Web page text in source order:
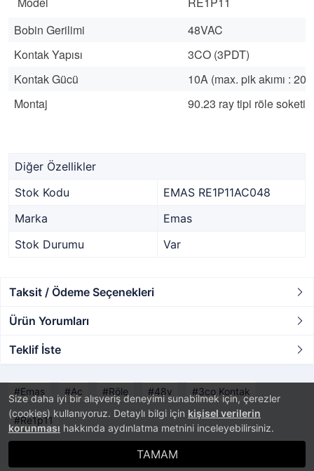
Size daha iyi bir alışveriş deneyimi sunabilmek için, çerezler
(cookies) kullanıyoruz. Detaylı bilgi için kişisel verilerin
korunması hakkında aydınlatma metnini inceleyebilirsiniz.
TAMAM
Bobin Gerilimi
48VAC
Kontak Yapısı
3CO (3PDT)
Kontak Gücü
10A (max. pik akımı :
Montaj
90.23 ray tipi röle soketi
Diğer Özellikler
Stok Kodu
EMAS RE1P11AC048
Marka
Emas
Stok Durumu
Var
Taksit / Ödeme Seçenekleri
Ürün Yorumları
Teklif İste
Emas Ac Röle 48v 3co Kontak
Re1p11
E-Ticaret Sistemi